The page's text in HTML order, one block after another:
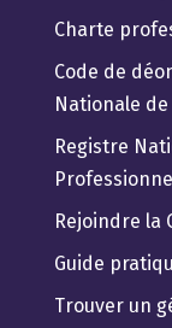
Charte
Code de
Nationale
Registre
Rejoindre la
Guide
Trouver un